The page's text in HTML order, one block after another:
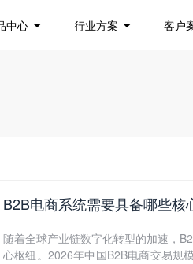
中心 行业方案 客户
B2B电商系统需要具备哪些核
随着全球产业链数字化转型的加速，
心枢纽。2026年中国B2B电商交易规